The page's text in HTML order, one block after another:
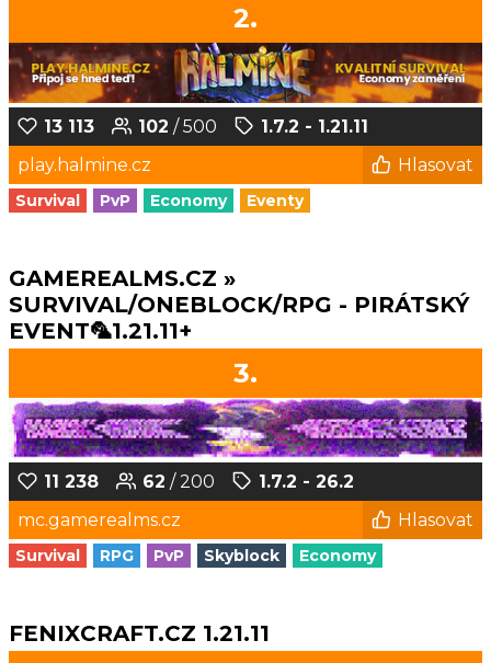
2.
13 113 102 / 500
1.7.2 - 1.21.11
play.halmine.cz
Hlasovat
Survival PvP Economy Eventy
GAMEREALMS.CZ »
SURVIVAL/ONEBLOCK/RPG - PIRÁTSKÝ
EVENT🦜1.21.11+
3.
11 238 62 / 200
1.7.2 - 26.2
mc.gamerealms.cz
Hlasovat
Survival RPG PvP Skyblock Economy
FENIXCRAFT.CZ 1.21.11